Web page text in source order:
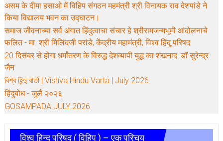
असम के दीमा हसाओ में विहिप संगठन महमंत्री श्री विनायक राव देशपांडे ने
किया विद्यालय भवन का उद्घाटन।
समाज जीवनाच्या सर्व अंगात हिंदुत्वाचा संचार हे श्रीरामजन्मभूमी आंदोलनाचे
फलित - मा. श्री मिलिंदजी परांडे, केंद्रीय महामंत्री, विश्व हिंदू परिषद
20 दिसंबर से होगा धर्मांतरण के विरुद्ध देशव्यापी युद्ध का शंखनाद: डॉ सुरेन्द्र
जैन
বিশ্ব হিন্দু বার্তা | Vishva Hindu Varta | July 2026
हिंदुबोध - जुलै २०२६
GOSAMPADA JULY 2026
विश्व हिन्दू परिषद् ( विहिप ) – एक परिचय